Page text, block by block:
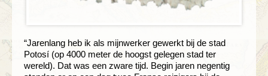
“Jarenlang heb ik als mijnwerker gewerkt bij de stad
Potosí (op 4000 meter de hoogst gelegen stad ter
wereld). Dat was een zware tijd. Begin jaren negentig